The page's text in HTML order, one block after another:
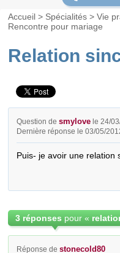
Accueil > Spécialités >Vie
Rencontre pour mariage
Relation
Question desmylove le 24/
Dernière réponse le 03/05/
Puis- je avoir une relation
3 réponses pour «
Réponse destonecold80